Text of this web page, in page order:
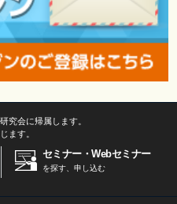
究会に帰属します。
ます。
セミナー・Webセミナー
を探す、申し込む